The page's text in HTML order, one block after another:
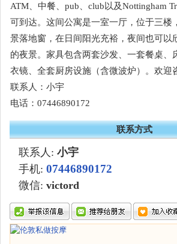
ATM、中餐、pub、club以及Nottingham
可到达。这间公寓是一室一厅，位于三楼
景落地窗，在日间阳光充裕，夜间也可以
的夜景。家具包含两套沙发、一套餐桌、
衣镜、全套厨房设施（含微波炉）。欢迎
联系人：小宇
电话：07446890172
联系方式
联系人: 小宇
手机: 07446890172
微信: victord